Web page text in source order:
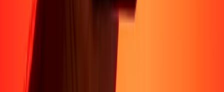
Acerca de
Conviértete en agenteConviértete en socio
Conviértete en socio estratégico
Carreras Promociones
Transferencia internacional de dinero
Soporte
Política de privacidad
Aviso de cookies
condiciones
Presentar una